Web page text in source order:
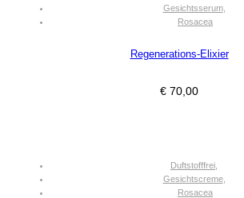
Gesichtsserum,
Rosacea
Regenerations-Elixier
€ 70,00
Duftstofffrei
Gesichtscreme,
Rosacea